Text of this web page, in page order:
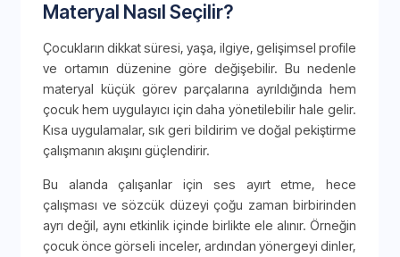
Materyal Nasıl Seçilir?
Çocukların dikkat süresi, yaşa, ilgiye, gelişimsel profile
ve ortamın düzenine göre değişebilir. Bu nedenle
materyal küçük görev parçalarına ayrıldığında hem
çocuk hem uygulayıcı için daha yönetilebilir hale gelir.
Kısa uygulamalar, sık geri bildirim ve doğal pekiştirme
çalışmanın akışını güçlendirir.
Bu alanda çalışanlar için ses ayırt etme, hece
çalışması ve sözcük düzeyi çoğu zaman birbirinden
ayrı değil, aynı etkinlik içinde birlikte ele alınır. Örneğin
çocuk önce görseli inceler, ardından yönergeyi dinler,